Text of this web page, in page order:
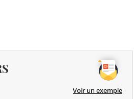
Voir un exemple